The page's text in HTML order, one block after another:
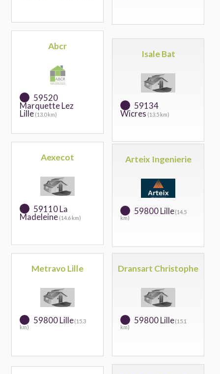
Abcr
59520
Marquette Lez
Lille (13.0 km)
Isale Bat
59134
Wicres (13.5 km)
Aexecot
59110 La
Madeleine (14.6 km)
Arteix Ingenierie
59800 Lille(14.5
km)
Metravo Lille
59800 Lille(15.3
km)
Dransart Christophe
59800 Lille(15.1
km)